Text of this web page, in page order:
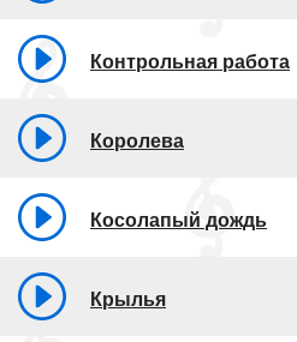
Контрольная работа
Королева
Косолапый дождь
Крылья